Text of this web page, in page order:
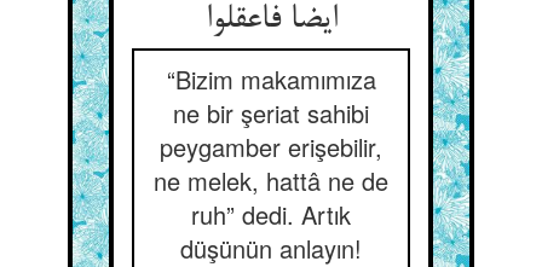
ایضا فاعقلوا
“Bizim makamımıza
ne bir şeriat sahibi
peygamber erişebilir,
ne melek, hattâ ne de
ruh” dedi. Artık
düşünün anlayın!